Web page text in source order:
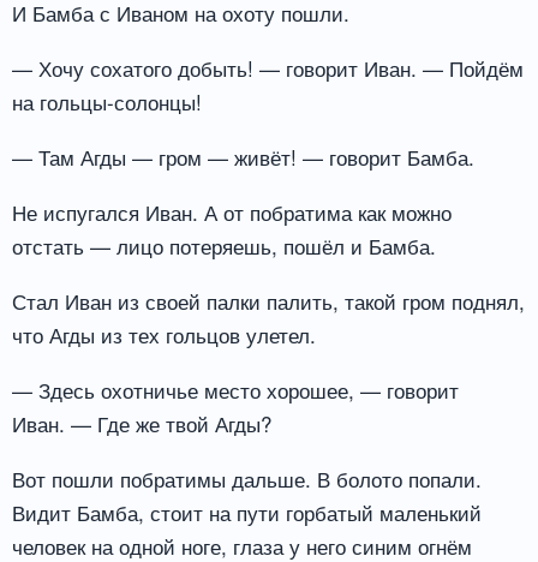
И Бамба с Иваном на охоту пошли.
— Хочу сохатого добыть! — говорит Иван. — Пойдём
на гольцы-солонцы!
— Там Агды — гром — живёт! — говорит Бамба.
Не испугался Иван. А от побратима как можно
отстать — лицо потеряешь, пошёл и Бамба.
Стал Иван из своей палки палить, такой гром поднял,
что Агды из тех гольцов улетел.
— Здесь охотничье место хорошее, — говорит
Иван. — Где же твой Агды?
Вот пошли побратимы дальше. В болото попали.
Видит Бамба, стоит на пути горбатый маленький
человек на одной ноге, глаза у него синим огнём